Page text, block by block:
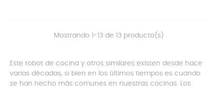
Mostrando 1-13 de 13 producto(s)
Este robot de cocina y otros similares existen desde hace
varias décadas, si bien en los últimos tiempos es cuando
se han hecho más comunes en nuestras cocinas. Los